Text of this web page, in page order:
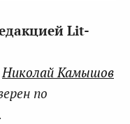
Lit-
Николай Камышов
по